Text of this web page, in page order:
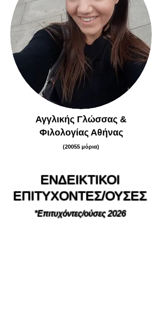
Αγγλικής Γλώσσας &
Φιλολογίας Αθήνας
(20055 μόρια)
ΕΝΔΕΙΚΤΙΚΟΙ
ΕΠΙΤΥΧΟΝΤΕΣ/ΟΥΣΕΣ
*Επιτυχόντες/ούσες 2026